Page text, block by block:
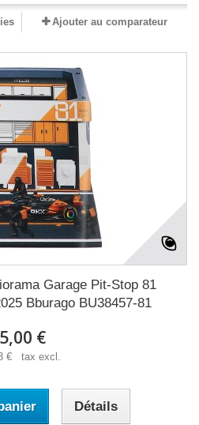
Ajouter au comparateur
Garage Pit-Stop 81
Bburago BU38457-81
5,00 €
€ tax excl.
Détails